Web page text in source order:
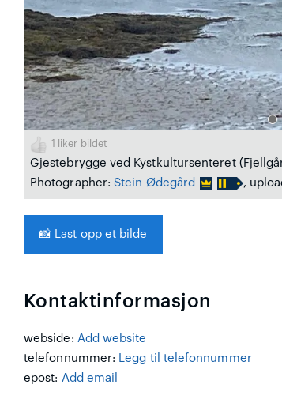
1 liker bildet
Gjestebrygge ved Kystkultursenteret
Photographer: Stein Ødegård ,
📸 Last opp et bilde
Kontaktinformasjon
webside: Add website
telefonnummer: Legg til telefonnummer
epost: Add email